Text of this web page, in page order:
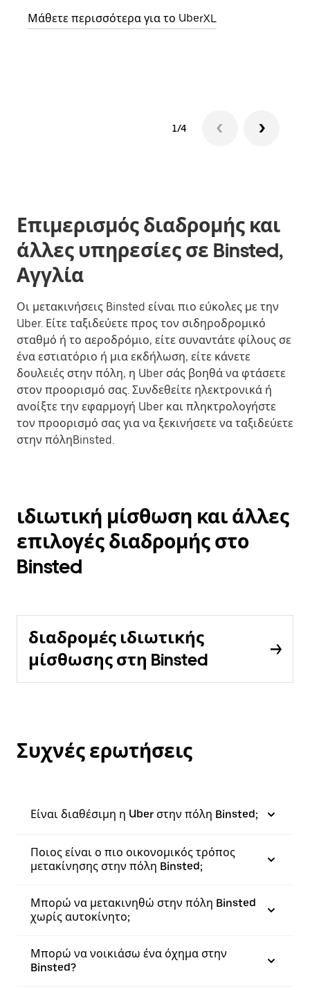
Μάθετε περισσότερα για το UberXL
1/4
Επιμερισμός διαδρομής και
άλλες υπηρεσίες σε Binsted,
Αγγλία
Οι μετακινήσεις Binsted είναι πιο εύκολες με την
Uber. Είτε ταξιδεύετε προς τον σιδηροδρομικό
σταθμό ή το αεροδρόμιο, είτε συναντάτε φίλους σε
ένα εστιατόριο ή μια εκδήλωση, είτε κάνετε
δουλειές στην πόλη, η Uber σάς βοηθά να φτάσετε
στον προορισμό σας. Συνδεθείτε ηλεκτρονικά ή
ανοίξτε την εφαρμογή Uber και πληκτρολογήστε
τον προορισμό σας για να ξεκινήσετε να ταξιδεύετε
στην πόληBinsted.
ιδιωτική μίσθωση και άλλες
επιλογές διαδρομής στο
Binsted
διαδρομές ιδιωτικής
μίσθωσης στη Binsted
Συχνές ερωτήσεις
Είναι διαθέσιμη η Uber στην πόλη Binsted;
Ποιος είναι ο πιο οικονομικός τρόπος
μετακίνησης στην πόλη Binsted;
Μπορώ να μετακινηθώ στην πόλη Binsted
χωρίς αυτοκίνητο;
Μπορώ να νοικιάσω ένα όχημα στην
Binsted?